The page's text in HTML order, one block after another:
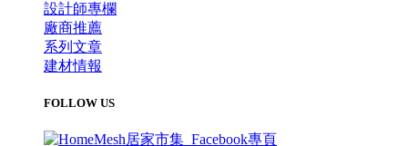
設計師專欄
廠商推薦
系列文章
建材情報
FOLLOW US